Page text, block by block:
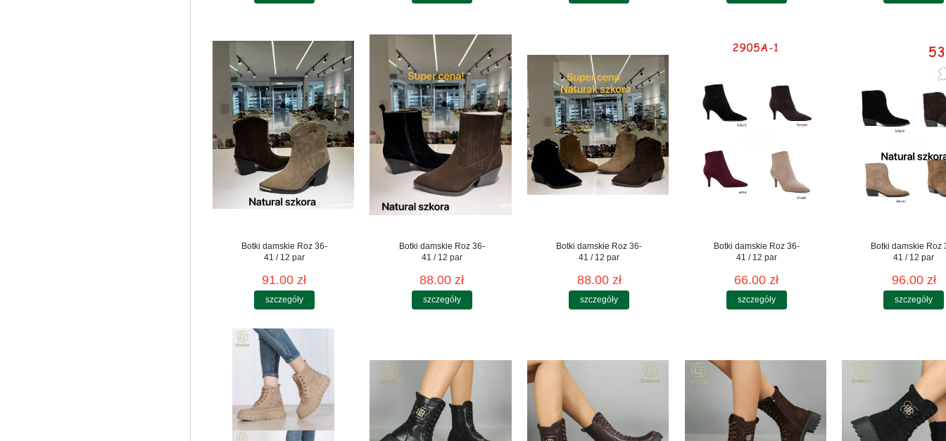
Botki damskie Roz 36-
41 / 12 par
91.00 zł
szczegóły
Botki damskie Roz 36-
41 / 12 par
88.00 zł
szczegóły
Botki damskie Roz 36-
41 / 12 par
88.00 zł
szczegóły
Botki damskie Roz 36-
41 / 12 par
66.00 zł
szczegóły
Botki damskie Roz
41 / 12 par
96.00 zł
szczegóły